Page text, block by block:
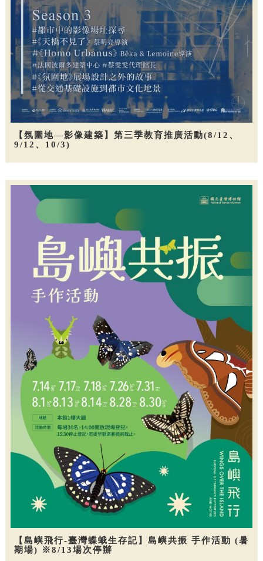
【氛圍地—影像建築】第三季教育推廣活動(8/12、
9/12、10/3)
【島嶼飛行-臺灣蝶蛾生存記】島嶼共振 手作活動 (暑
期場) ※8/13場次停辦